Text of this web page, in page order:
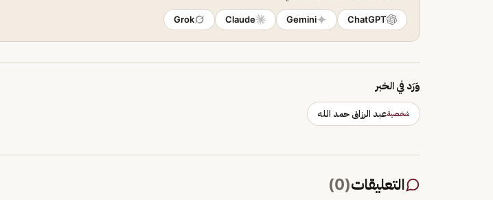
ChatGPT
Gemini
Claude
Grok
وَرَد في الخبر
شخصيةعبد الرزاق حمد الله
التعليقات(
0
)